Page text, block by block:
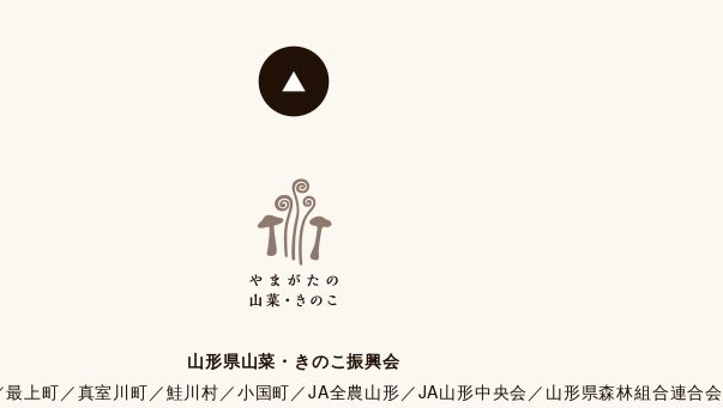
山形県山菜・きのこ振興会
上町／真室川町／鮭川村／小国町／JA全農山形／JA山形中央会／山形県森林組合連合会